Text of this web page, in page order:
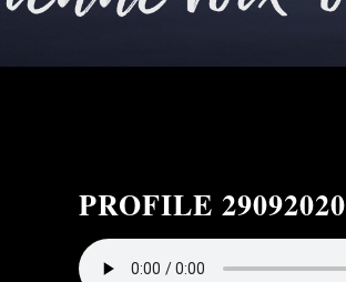
PROFILE 29092020